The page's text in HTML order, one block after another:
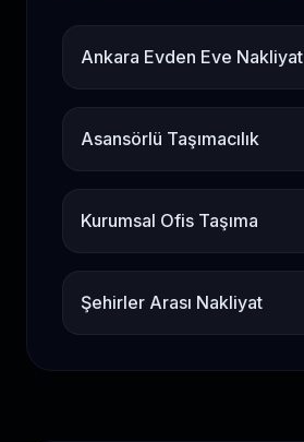
Ankara Evden Eve Nakliyat
Asansörlü Taşımacılık
Kurumsal Ofis Taşıma
Şehirler Arası Nakliyat